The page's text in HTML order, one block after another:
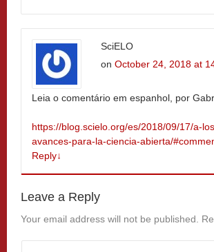
SciELO
on October 24, 2018 at
Leia o comentário em espanhol, por
https://blog.scielo.org/es/2018/09/17/a-
avances-para-la-ciencia-abierta/
Reply↓
Leave a Reply
Your email address will not be published.